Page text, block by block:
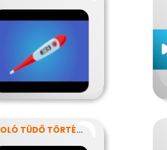
A SÍPOLÓ TÜDŐ TÖRTÉNETE